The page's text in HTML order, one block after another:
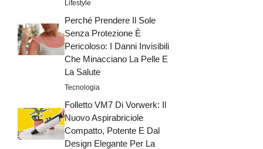
Lifestyle
Perché Prendere Il Sole
Senza Protezione È
Pericoloso: I Danni Invisibili
Che Minacciano La Pelle E
La Salute
Tecnologia
Folletto VM7 Di Vorwerk: Il
Nuovo Aspirabriciole
Compatto, Potente E Dal
Design Elegante Per La